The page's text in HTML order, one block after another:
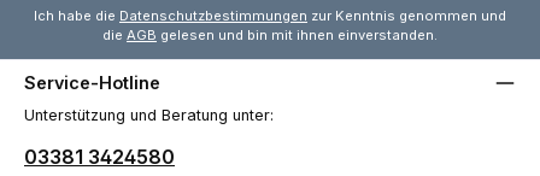
Ich habe die Datenschutzbestimmungen zur Kenntnis genommen und
die AGB gelesen und bin mit ihnen einverstanden.
Service-Hotline
Unterstützung und Beratung unter:
03381 3424580